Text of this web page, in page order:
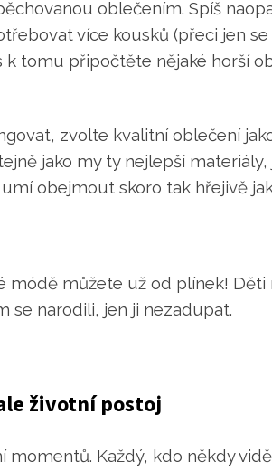
oblečením. Spíš
více kousků (přeci jen
tomu připočtěte nějaké horší
zvolte kvalitní oblečení
jako my ty nejlepší
obejmout skoro tak hřejivě
módě můžete už od plínek!
se narodili, jen ji nezadupat.
životní postoj
momentů. Každý, kdo někdy